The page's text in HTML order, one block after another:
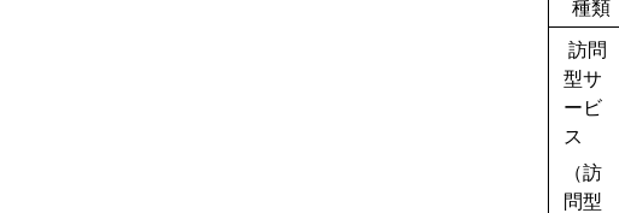
種類
訪問
型サ
ービ
ス
（訪
問型